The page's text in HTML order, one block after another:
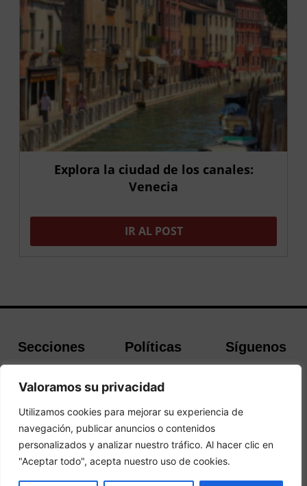
Valoramos su privacidad
Utilizamos cookies para mejorar su experiencia de
navegación, publicar anuncios o contenidos
personalizados y analizar nuestro tráfico. Al hacer clic en
"Aceptar todo", acepta nuestro uso de cookies.
Explora la ciudad de los canales:
Venecia
IR AL POST
Secciones
Buscador de
Contacto
Políticas
cookies
Política de
Privacidad
Síguenos